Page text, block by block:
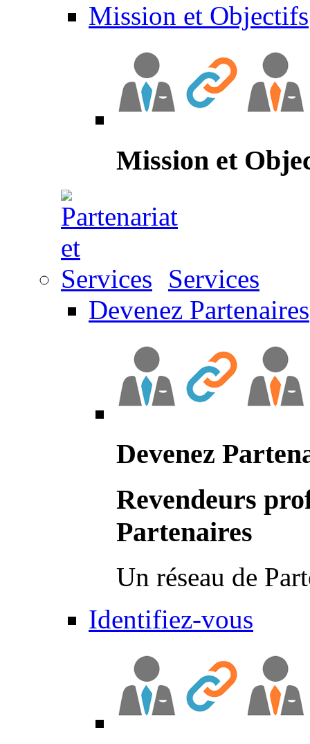
Mission et Objectifs
Mission et
Services
Devenez Partenaires
Devenez
Revendeurs
Partenaires
Un réseau de
Identifiez-vous